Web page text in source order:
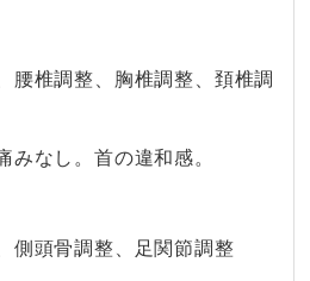
腰椎調整、胸椎調整、頚椎調
みなし。首の違和感。
側頭骨調整、足関節調整